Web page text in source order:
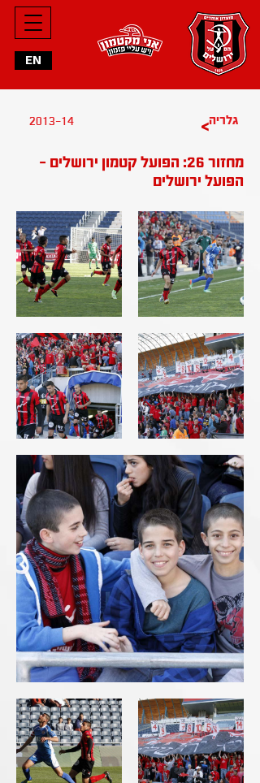
EN
2013-14 >גלריה
מחזור 26: הפועל קטמון ירושלים -
הפועל ירושלים